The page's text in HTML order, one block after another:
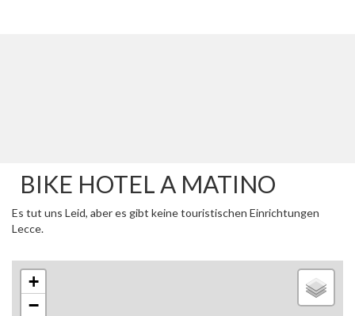
BIKE HOTEL A MATINO
Es tut uns Leid, aber es gibt keine touristischen Einrichtungen
Lecce.
+
−